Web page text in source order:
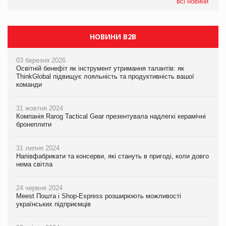
НОВИНИ B2B
03 березня 2026
Освітній бенефіт як інструмент утримання талантів: як
ThinkGlobal підвищує лояльність та продуктивність вашої
команди
31 жовтня 2024
Компанія Rarog Tactical Gear презентувала надлегкі керамічні
бронеплити
31 липня 2024
Напівфабрикати та консерви, які стануть в пригоді, коли довго
нема світла
24 червня 2024
Meest Пошта і Shop-Express розширюють можливості
українських підприємців